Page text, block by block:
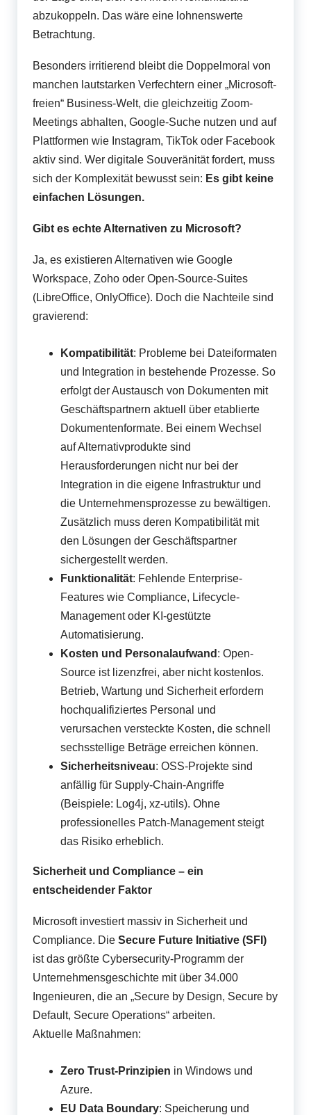
abzukoppeln. Das wäre eine lohnenswerte
Betrachtung.
Besonders irritierend bleibt die Doppelmoral von
manchen lautstarken Verfechtern einer „Microsoft-
freien“ Business-Welt, die gleichzeitig Zoom-
Meetings abhalten, Google-Suche nutzen und auf
Plattformen wie Instagram, TikTok oder Facebook
aktiv sind. Wer digitale Souveränität fordert, muss
sich der Komplexität bewusst sein: Es gibt keine
einfachen Lösungen.
Gibt es echte Alternativen zu Microsoft?
Ja, es existieren Alternativen wie Google
Workspace, Zoho oder Open-Source-Suites
(LibreOffice, OnlyOffice). Doch die Nachteile sind
gravierend:
Kompatibilität: Probleme bei Dateiformaten
und Integration in bestehende Prozesse. So
erfolgt der Austausch von Dokumenten mit
Geschäftspartnern aktuell über etablierte
Dokumentenformate. Bei einem Wechsel
auf Alternativprodukte sind
Herausforderungen nicht nur bei der
Integration in die eigene Infrastruktur und
die Unternehmensprozesse zu bewältigen.
Zusätzlich muss deren Kompatibilität mit
den Lösungen der Geschäftspartner
sichergestellt werden.
Funktionalität: Fehlende Enterprise-
Features wie Compliance, Lifecycle-
Management oder KI-gestützte
Automatisierung.
Kosten und Personalaufwand : Open-
Source ist lizenzfrei, aber nicht kostenlos.
Betrieb, Wartung und Sicherheit erfordern
hochqualifiziertes Personal und
verursachen versteckte Kosten, die schnell
sechsstellige Beträge erreichen können.
Sicherheitsniveau: OSS-Projekte sind
anfällig für Supply-Chain-Angriffe
(Beispiele: Log4j, xz-utils). Ohne
professionelles Patch-Management steigt
das Risiko erheblich.
Sicherheit und Compliance – ein
entscheidender Faktor
Microsoft investiert massiv in Sicherheit und
Compliance. Die Secure Future Initiative (SFI)
ist das größte Cybersecurity-Programm der
Unternehmensgeschichte mit über 34.000
Ingenieuren, die an „Secure by Design, Secure by
Default, Secure Operations“ arbeiten.
Aktuelle Maßnahmen:
Zero Trust-Prinzipien in Windows und
Azure.
EU Data Boundary: Speicherung und